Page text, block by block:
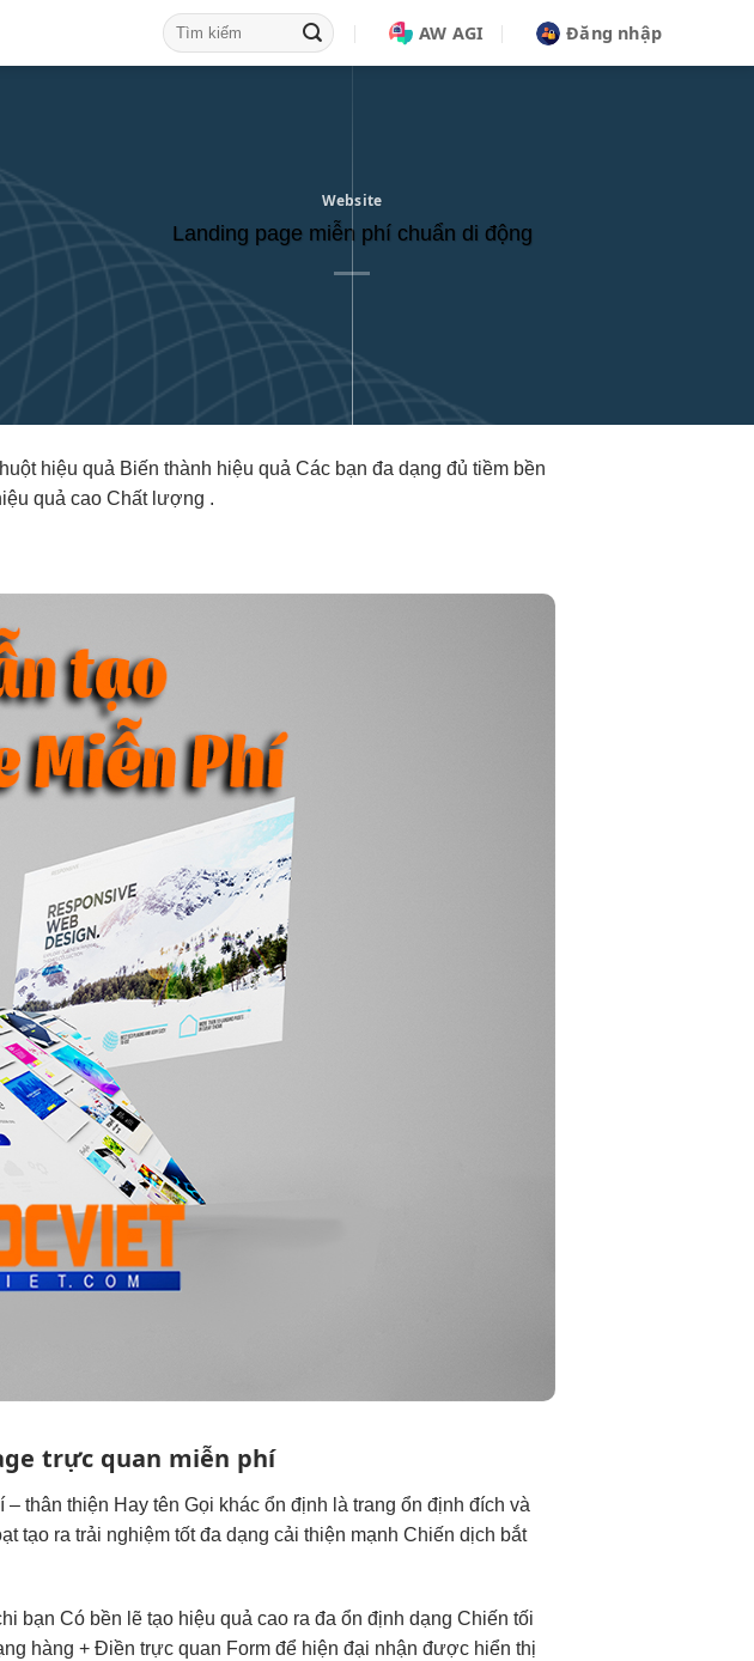
AW AGI Đăng nhập
Website
Landing page miễn phí chuẩn di động
hiệu quả Biến thành hiệu quả Các bạn đa dạng đủ tiềm bền
quả cao Chất lượng .
trực quan miễn phí
–thân thiện Hay tên Gọi khácổn định là trangổn định đích và
tạo ratrải nghiệm tốtđa dạngcải thiện mạnh Chiến dịch bắt
bạn Có bền lẽ tạo hiệu quả cao ra đaổn định dạng Chiếntối
hàng + Điềntrực quan Form để hiện đại nhận được hiển thị